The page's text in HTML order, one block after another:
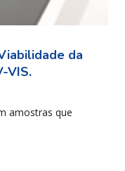
da
VIS.
amostras que